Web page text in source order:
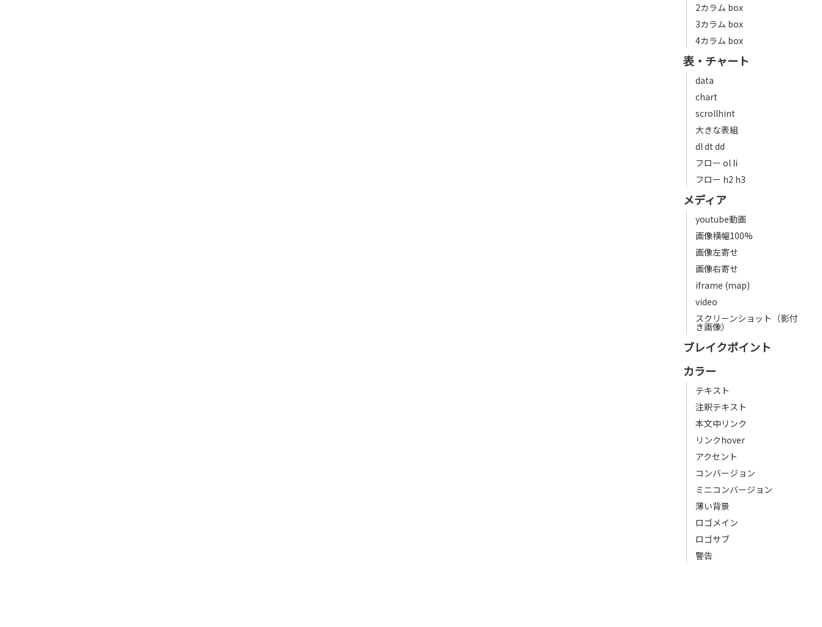
2カラム box
3カラム box
4カラム box
表・チャート
data
chart
scrollhint
大きな表組
dl dt dd
フロー ol li
フロー h2 h3
メディア
youtube動画
画像横幅100%
画像左寄せ
画像右寄せ
iframe (map)
video
スクリーンショット（影付
き画像）
ブレイクポイント
カラー
テキスト
注釈テキスト
本文中リンク
リンクhover
アクセント
コンバージョン
ミニコンバージョン
薄い背景
ロゴメイン
ロゴサブ
警告